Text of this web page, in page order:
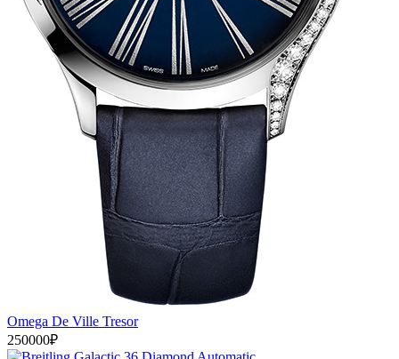
Omega De Ville Tresor
250000₽